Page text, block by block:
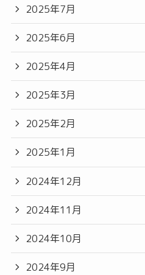
2025年7月
2025年6月
2025年4月
2025年3月
2025年2月
2025年1月
2024年12月
2024年11月
2024年10月
2024年9月